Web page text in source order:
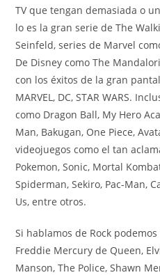
TV que tengan demasiada o
lo es la gran serie de The
Seinfeld, series de Marvel
De Disney como The
con los éxitos de la gran
MARVEL, DC, STAR WARS.
como Dragon Ball, My Hero
Man, Bakugan, One Piece,
videojuegos como el tan
Pokemon, Sonic, Mortal
Spiderman, Sekiro, Pac-Man,
Us, entre otros.
Si hablamos de Rock
Freddie Mercury de Queen,
Manson, The Police, Shawn